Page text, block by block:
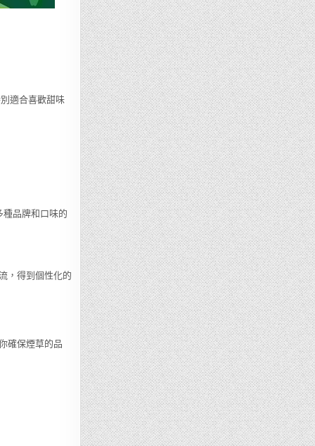
適合喜歡甜味
品牌和口味的
，得到個性化的
確保煙草的品